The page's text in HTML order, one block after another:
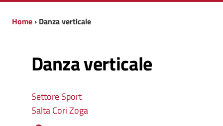
Home› Danza verticale
Danza verticale
Settore Sport
Salta Cori Zoga